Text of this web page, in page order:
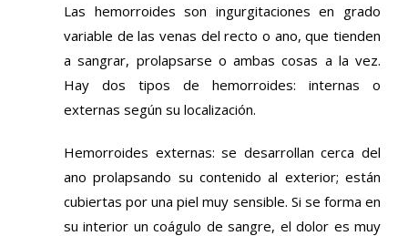
Las hemorroides son ingurgitaciones en grado
variable de las venas del recto o ano, que tienden
a sangrar, prolapsarse o ambas cosas a la vez.
Hay dos tipos de hemorroides: internas o
externas según su localización.
Hemorroides externas: se desarrollan cerca del
ano prolapsando su contenido al exterior; están
cubiertas por una piel muy sensible. Si se forma en
su interior un coágulo de sangre, el dolor es muy